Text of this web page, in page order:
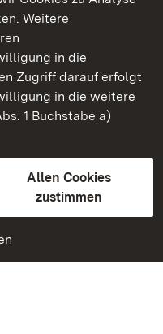
Weitere
in die
Zugriff darauf erfolgt
in die weitere
1 Buchstabe a)
Allen Cookies
zustimmen
Baden-Württemberg